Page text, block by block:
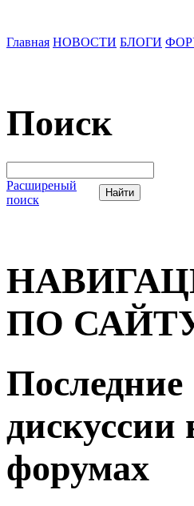
Главная НОВОСТИ БЛОГИ
Поиск
Расширеный
поиск
ПО
Последние
дискуссии
форумах